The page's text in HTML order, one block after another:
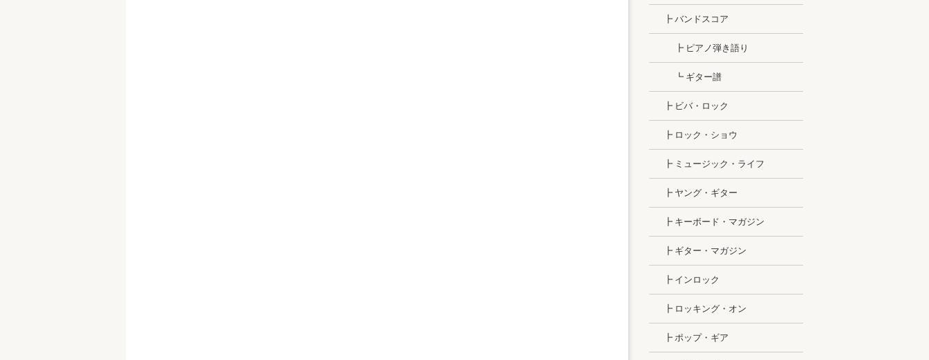
┣ バンドスコア
┣ ピアノ弾き語り
┗ ギター譜
┣ ビバ・ロック
┣ ロック・ショウ
┣ ミュージック・ライフ
┣ ヤング・ギター
┣ キーボード・マガジン
┣ ギター・マガジン
┣ インロック
┣ ロッキング・オン
┣ ポップ・ギア